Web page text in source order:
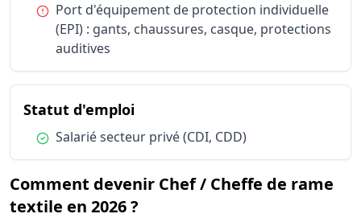
Condition :
Port d'équipement de protection individuelle
(EPI) : gants, chaussures, casque, protections
auditives
Statut d'emploidu métier Chef / Cheffe de
Condition :
Salarié secteur privé (CDI, CDD)
Comment devenir Chef / Cheffe de rame
textile en 2026 ?